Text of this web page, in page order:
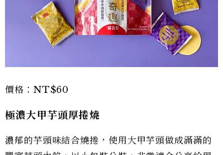
價格：NT$60
極濃大甲芋頭厚捲燒
濃郁的芋頭味結合燒捲，使用大甲芋頭做成滿滿的